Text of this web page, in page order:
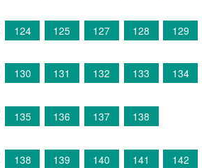
124 125 127 128 129
130 131 132 133 134
135 136 137 138
138 139 140 141 142